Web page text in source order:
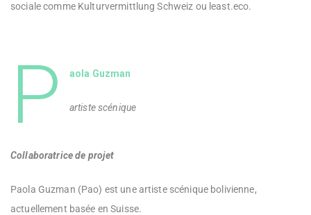
sociale comme Kulturvermittlung Schweiz ou least.eco.
P aola Guzman
artiste scénique
Collaboratrice de projet
Paola Guzman (Pao) est une artiste scénique bolivienne,
actuellement basée en Suisse.